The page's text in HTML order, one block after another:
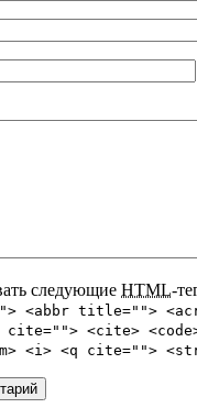
следующие HTML-
<abbr title="">
cite=""> <cite>
<i> <q cite="">